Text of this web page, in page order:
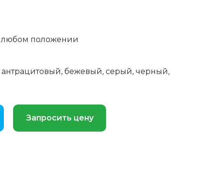
любом положении
бежевый, серый, черный,
Запросить цену